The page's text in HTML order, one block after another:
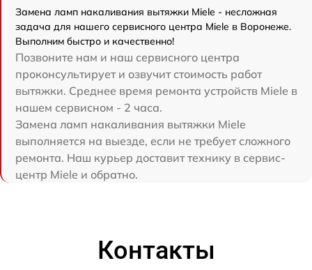
Замена ламп накаливания вытяжки Miele - несложная
задача для нашего сервисного центра Miele в Воронеже.
Выполним быстро и качественно!
Позвоните нам и наш сервисного центра
проконсультирует и озвучит стоимость работ
вытяжки. Среднее время ремонта устройств Miele в
нашем сервисном - 2 часа.
Замена ламп накаливания вытяжки Miele
выполняется на выезде, если не требует сложного
ремонта. Наш курьер доставит технику в сервис-
центр Miele и обратно.
Контакты